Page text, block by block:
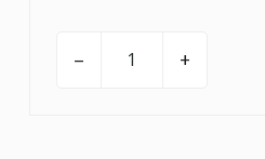
– +